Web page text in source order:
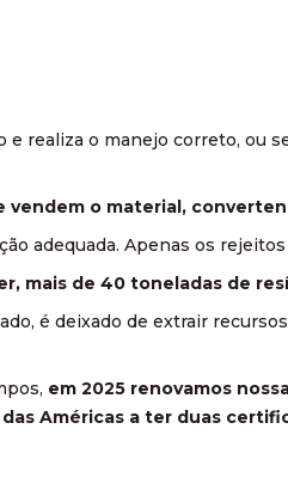
realiza o manejo correto, ou
o material,
adequada. Apenas os
mais de 40 toneladas de
é deixado de extrair
em 2025 renovamos
Américas a ter duas